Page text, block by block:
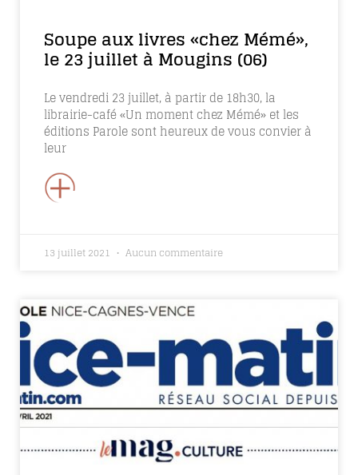
Soupe aux livres «chez Mémé»,
le 23 juillet à Mougins (06)
Le vendredi 23 juillet, à partir de 18h30, la
librairie-café «Un moment chez Mémé» et les
éditions Parole sont heureux de vous convier à
leur
+
13 juillet 2021 Aucun commentaire